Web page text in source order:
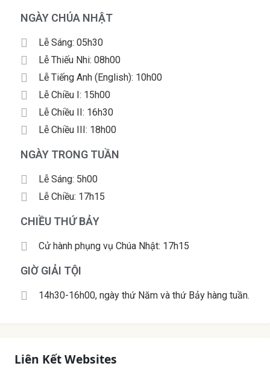
NGÀY CHÚA NHẬT
Lễ Sáng: 05h30
Lễ Thiếu Nhi: 08h00
Lễ Tiếng Anh (English): 10h00
Lễ Chiều I: 15h00
Lễ Chiều II: 16h30
Lễ Chiều III: 18h00
NGÀY TRONG TUẦN
Lễ Sáng: 5h00
Lễ Chiều: 17h15
CHIỀU THỨ BẢY
Cử hành phụng vụ Chúa Nhật: 17h15
GIỜ GIẢI TỘI
14h30-16h00, ngày thứ Năm và thứ Bảy hàng tuần.
Liên Kết Websites